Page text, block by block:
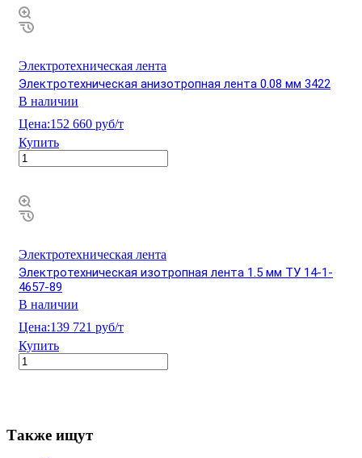
Электротехническая лента
Электротехническая анизотропная лента 0.08 мм 3422
В наличии
Цена:152 660 руб/т
Купить
Электротехническая лента
Электротехническая изотропная лента 1.5 мм ТУ 14-1-
4657-89
В наличии
Цена:139 721 руб/т
Купить
Также ищут